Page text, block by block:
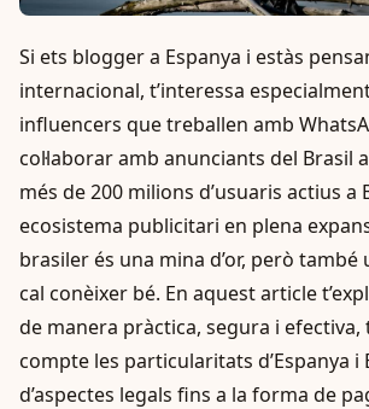
Si ets blogger a Espanya i estàs
internacional, t’interessa
influencers que treballen amb
col·laborar amb anunciants del Brasil
més de 200 milions d’usuaris actius a
ecosistema publicitari en plena
brasiler és una mina d’or, però
cal conèixer bé. En aquest article
de manera pràctica, segura i efectiva,
compte les particularitats d’Espanya i
d’aspectes legals fins a la forma de